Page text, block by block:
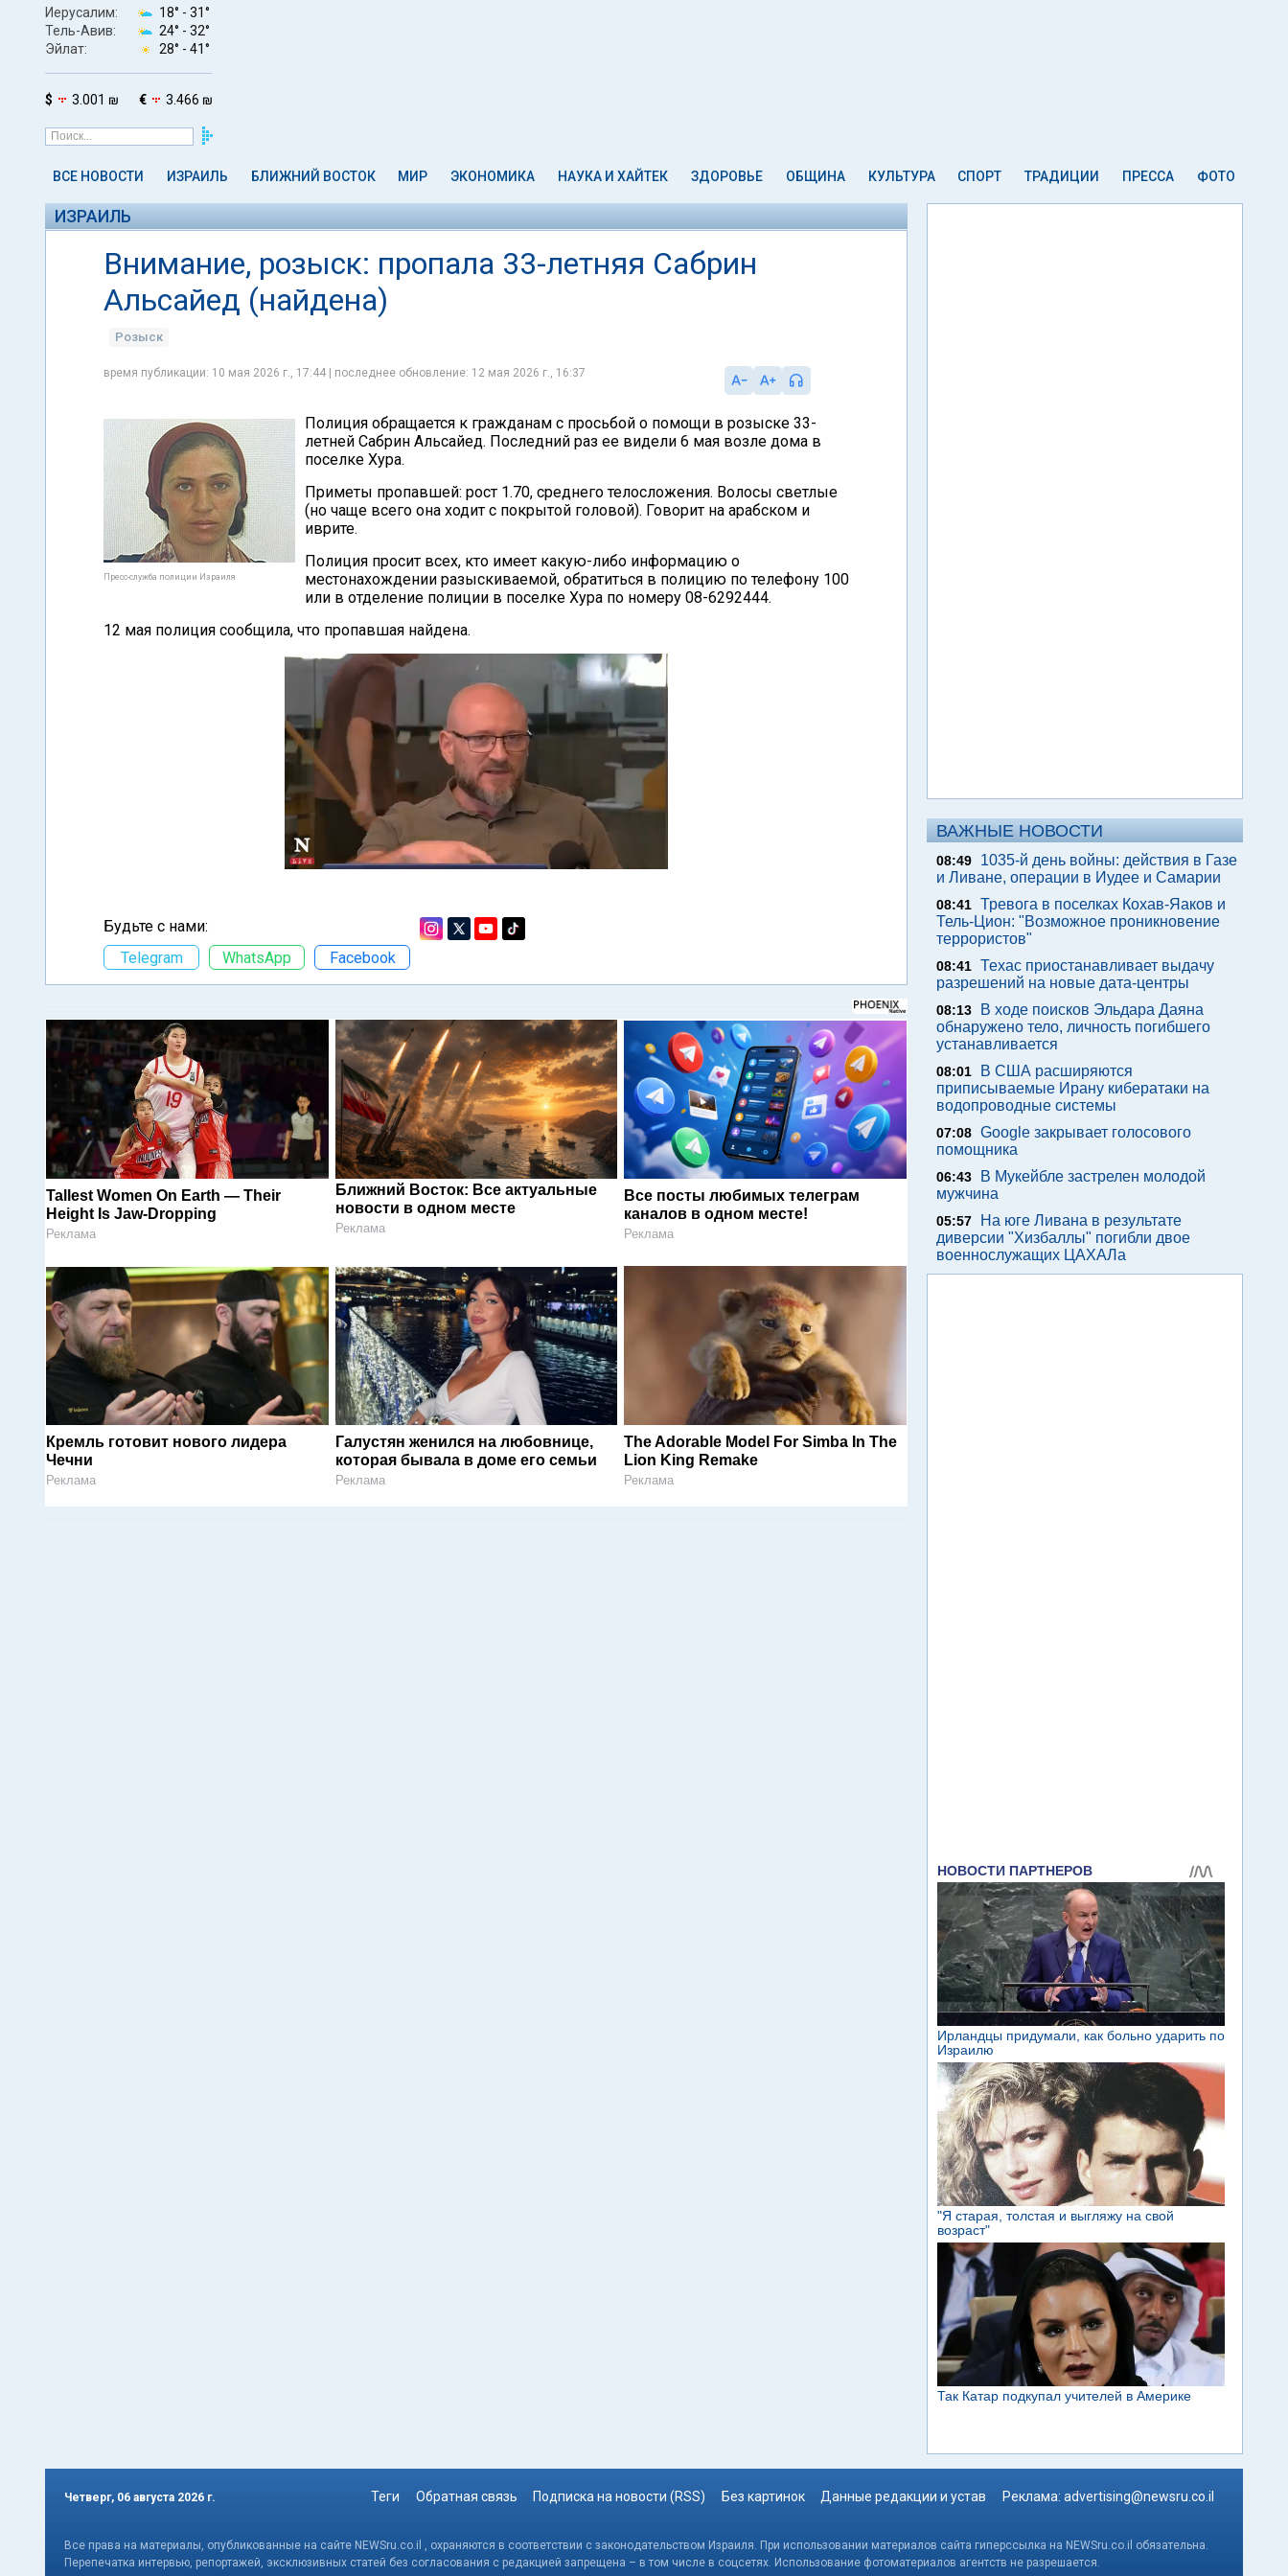
Иерусалим: 18° - 31°
Тель-Авив:
24° - 32°
Эйлат:
28° - 41°
$ 3.001 ₪ € 3.466 ₪
ВСЕ НОВОСТИ ИЗРАИЛЬ БЛИЖНИЙ ВОСТОК МИР ЭКОНОМИКА НАУКА И ХАЙТЕК ЗДОРОВЬЕ ОБЩИНА КУЛЬТУРА СПОРТ ТРАДИЦИИ ПРЕССА ФОТО
ИЗРАИЛЬ
Внимание, розыск: пропала 33-летняя Сабрин
Альсайед (найдена)
Розыск
время публикации: 10 мая 2026 г., 17:44 | последнее обновление: 12 мая 2026 г., 16:37
Пресс-служба полиции Израиля
Полиция обращается к гражданам с просьбой о помощи в розыске 33-
летней Сабрин Альсайед. Последний раз ее видели 6 мая возле дома в
поселке Хура.
Приметы пропавшей: рост 1.70, среднего телосложения. Волосы светлые
(но чаще всего она ходит с покрытой головой). Говорит на арабском и
иврите.
Полиция просит всех, кто имеет какую-либо информацию о
местонахождении разыскиваемой, обратиться в полицию по телефону 100
или в отделение полиции в поселке Хура по номеру 08-6292444.
12 мая полиция сообщила, что пропавшая найдена.
Будьте с нами:
Telegram
WhatsApp Facebook
Tallest Women On Earth — Their
Height Is Jaw-Dropping
Реклама
Ближний Восток: Все актуальные
новости в одном месте
Реклама
Все посты любимых телеграм
каналов в одном месте!
Реклама
Кремль готовит нового лидера
Чечни
Реклама
Галустян женился на любовнице,
которая бывала в доме его семьи
Реклама
The Adorable Model For Simba In The
Lion King Remake
Реклама
ВАЖНЫЕ НОВОСТИ
08:49
1035-й день войны: действия в Газе
и Ливане, операции в Иудее и Самарии
08:41 Тревога в поселках Кохав-Яаков и
Тель-Цион: "Возможное проникновение
террористов"
08:41 Техас приостанавливает выдачу
разрешений на новые дата-центры
08:13
В ходе поисков Эльдара Даяна
обнаружено тело, личность погибшего
устанавливается
08:01
В США расширяются
приписываемые Ирану кибератаки на
водопроводные системы
07:08 Google закрывает голосового
помощника
06:43
В Мукейбле застрелен молодой
мужчина
05:57
На юге Ливана в результате
диверсии "Хизбаллы" погибли двое
военнослужащих ЦАХАЛа
Четверг, 06 августа 2026 г. Теги Обратная связь Подписка на новости (RSS) Без картинок Данные редакции и устав Реклама: advertising@newsru.co.il
Все права на материалы, опубликованные на сайте NEWSru.co.il , охраняются в соответствии с законодательством Израиля. При использовании материалов сайта гиперссылка на NEWSru.co.il обязательна.
Перепечатка интервью, репортажей, эксклюзивных статей без согласования с редакцией запрещена – в том числе в соцсетях. Использование фотоматериалов агентств не разрешается.